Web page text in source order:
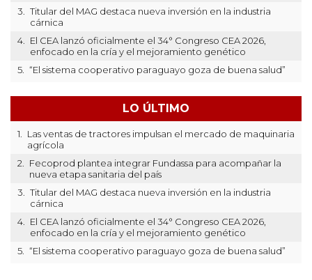
3. Titular del MAG destaca nueva inversión en la industria
cárnica
4. El CEA lanzó oficialmente el 34° Congreso CEA 2026,
enfocado en la cría y el mejoramiento genético
5. “El sistema cooperativo paraguayo goza de buena salud”
LO ÚLTIMO
1. Las ventas de tractores impulsan el mercado de maquinaria
agrícola
2. Fecoprod plantea integrar Fundassa para acompañar la
nueva etapa sanitaria del país
3. Titular del MAG destaca nueva inversión en la industria
cárnica
4. El CEA lanzó oficialmente el 34° Congreso CEA 2026,
enfocado en la cría y el mejoramiento genético
5. “El sistema cooperativo paraguayo goza de buena salud”